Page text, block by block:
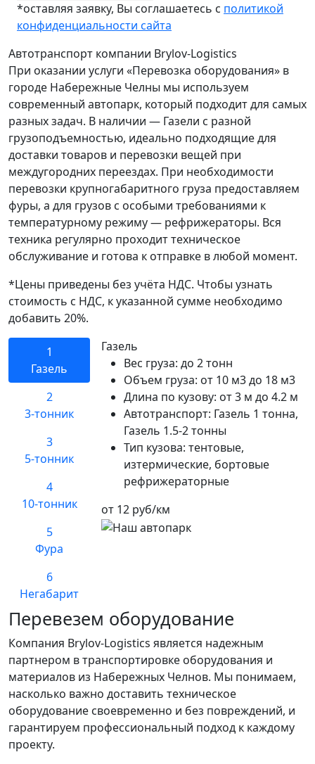
*оставляя заявку, Вы соглашаетесь с политикой
конфиденциальности сайта
Автотранспорт компании Brylov-Logistics
При оказании услуги «Перевозка оборудования» в
городе Набережные Челны мы используем
современный автопарк, который подходит для самых
разных задач. В наличии — Газели с разной
грузоподъемностью, идеально подходящие для
доставки товаров и перевозки вещей при
междугородних переездах. При необходимости
перевозки крупногабаритного груза предоставляем
фуры, а для грузов с особыми требованиями к
температурному режиму — рефрижераторы. Вся
техника регулярно проходит техническое
обслуживание и готова к отправке в любой момент.
*Цены приведены без учёта НДС. Чтобы узнать
стоимость с НДС, к указанной сумме необходимо
добавить 20%.
1
Газель
2
3-тонник
3
5-тонник
4
10-тонник
5
Фура
6
Негабарит
Газель
Вес груза: до 2 тонн
Объем груза: от 10 м3 до 18 м3
Длина по кузову: от 3 м до 4.2 м
Автотранспорт: Газель 1 тонна,
Газель 1.5-2 тонны
Тип кузова: тентовые,
изтермические, бортовые
рефрижераторные
от 12 руб/км
Перевезем оборудование
Компания Brylov-Logistics является надежным
партнером в транспортировке оборудования и
материалов из Набережных Челнов. Мы понимаем,
насколько важно доставить техническое
оборудование своевременно и без повреждений, и
гарантируем профессиональный подход к каждому
проекту.